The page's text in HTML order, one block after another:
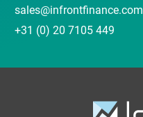
sales@infrontfinance.com
+31 (0) 20 7105 449